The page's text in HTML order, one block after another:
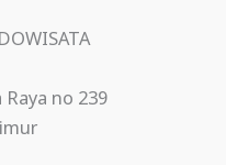
Raya no 239